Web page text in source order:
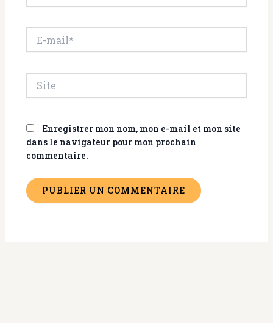
mail*
Enregistrer mon nom, mon e-mail et mon site
dans le navigateur pour mon prochain
commentaire.